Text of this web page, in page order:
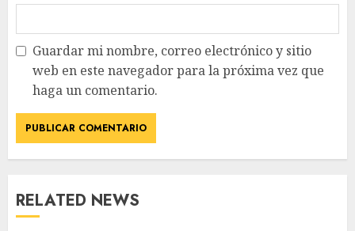
Guardar mi nombre, correo electrónico y sitio
web en este navegador para la próxima vez que
haga un comentario.
RELATED NEWS